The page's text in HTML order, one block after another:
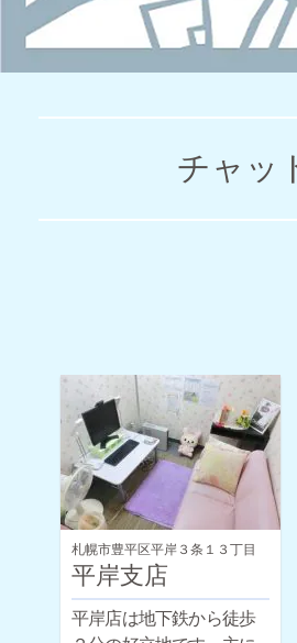
チャッ
札幌市豊平区平岸３条１３丁目
平岸支店
平岸店は地下鉄から徒歩